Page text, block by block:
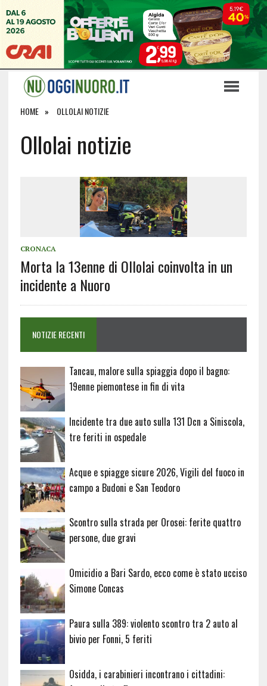
HOME OLLOLAI NOTIZIE
Ollolai notizie
CRONACA
Morta la 13enne di Ollolai coinvolta in un
incidente a Nuoro
NOTIZIE RECENTI
Tancau, malore sulla spiaggia dopo il bagno:
19enne piemontese in fin di vita
Incidente tra due auto sulla 131 Dcn a Siniscola,
tre feriti in ospedale
Acque e spiagge sicure 2026, Vigili del fuoco in
campo a Budoni e San Teodoro
Scontro sulla strada per Orosei: ferite quattro
persone, due gravi
Omicidio a Bari Sardo, ecco come è stato ucciso
Simone Concas
Paura sulla 389: violento scontro tra 2 auto al
bivio per Fonni, 5 feriti
Osidda, i carabinieri incontrano i cittadini: